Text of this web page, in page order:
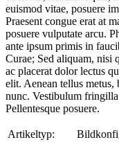
euismod vitae, posuere
Praesent congue erat at
posuere vulputate arcu.
ante ipsum primis in
Curae; Sed aliquam, nisi
ac placerat dolor lectus
elit. Aenean tellus metus,
nunc. Vestibulum
Pellentesque posuere.
Artikeltyp: